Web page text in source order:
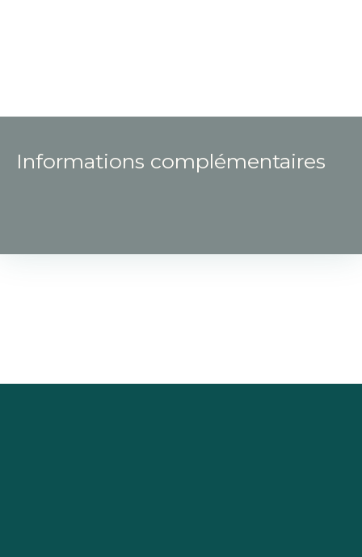
Informations complémentaires